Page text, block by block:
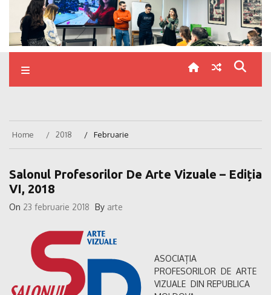
Home 2018 Februarie
Salonul Profesorilor De Arte Vizuale – Ediția
VI, 2018
On 23 februarie 2018 By arte
ASOCIAȚIA
PROFESORILOR DE ARTE
VIZUALE DIN REPUBLICA